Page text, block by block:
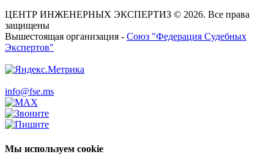
ЦЕНТР ИНЖЕНЕРНЫХ ЭКСПЕРТИЗ © 2026. Все права
защищены
Вышестоящая организация - Союз "Федерация Судебных
Экспертов"
info@fse.ms
Мы используем cookie